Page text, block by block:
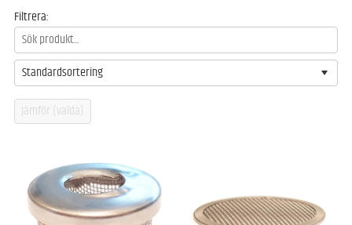
Filtrera:
Standardsortering